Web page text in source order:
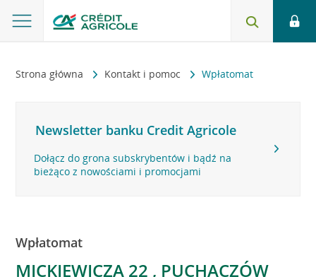
Strona główna Kontakt i pomoc Wpłatomat
Newsletter banku Credit Agricole
Dołącz do grona subskrybentów i bądź na
bieżąco z nowościami i promocjami
Wpłatomat
MICKIEWICZA 22 , PUCHACZÓW